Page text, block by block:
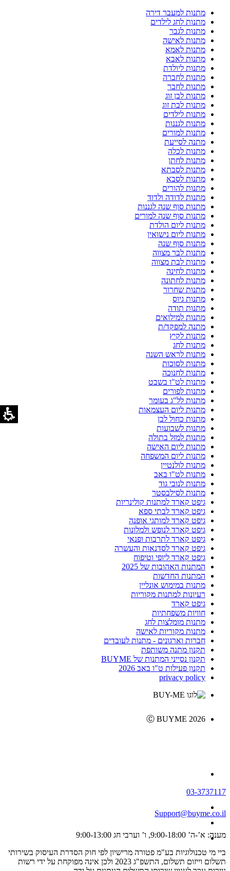
מתנות למעבר דירה
מתנות לחג לילדים
מתנות לגבר
מתנות לאישה
מתנות לאמא
מתנות לאבא
מתנות ליולדת
מתנות לחברה
מתנות לחבר
מתנות לבן זוג
מתנות לבת זוג
מתנות לילדים
מתנות לגננות
מתנות למורים
מתנה לסייעת
מתנות לכלה
מתנות לחתן
מתנות לסבתא
מתנות לסבא
מתנות להורים
מתנות לדודה ולדוד
מתנות סוף שנה לגננות
מתנות סוף שנה למורים
מתנות ליום הולדת
מתנות ליום נישואין
מתנות סוף שנה
מתנות לבר מצווה
מתנות לבת מצווה
מתנות לחינה
מתנות לחתונה
מתנות שחרור
מתנות גיוס
מתנות תודה
מתנות למילואים
מתנה למפקד/ת
מתנות לקיץ
מתנות לחג
מתנות לראש השנה
מתנות לסוכות
מתנות לחנוכה
מתנות לט"ו בשבט
מתנות לפורים
מתנות לל"ג בעומר
מתנות ליום העצמאות
מתנות כחול לבן
מתנות לשבועות
מתנות למזל בתולה
מתנות ליום האישה
מתנות ליום המשפחה
מתנות לולנטיין
מתנות לט"ו באב
מתנות לנובי גוד
מתנות לסילבסטר
גיפט קארד למתנות קולינריות
גיפט קארד לבתי ספא
גיפט קארד למותגי אופנה
גיפט קארד לנופש ולמלונות
גיפט קארד לתרבות ופנאי
גיפט קארד לסדנאות והעשרה
גיפט קארד ליופי וטיפוח
המתנות האהובות של 2025
המתנות החדשות
מתנות במימוש אונליין
רעיונות למתנות מקוריות
גיפט קארד
חוויות משפחתיות
מתנות מומלצות לחג
מתנות מקוריות לאישה
חברות וארגונים - מתנות לעובדים
תקנון מתנה משותפת
תקנון נסייני המתנות של BUYME
תקנון פעילות ט"ו באב 2026
privacy policy
Ⓒ BUYME 2026
03-3737117
Support@buyme.co.il
מענה: א’-ה’ 9:00-18:00, ו’ וערבי חג 9:00-13:00
ביי מי טכנולוגיות בע"מ פטורה מרישיון לפי חוק הסדרת העיסוק בשירותי
תשלום וייזום תשלום, התשפ"ג 2023 ולכן אינה מפוקחת על ידי רשות